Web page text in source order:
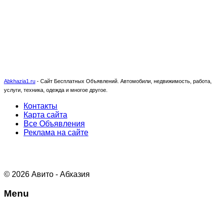
Abkhazia1.ru - Сайт Бесплатных Объявлений. Автомобили, недвижимость, работа,
услуги, техника, одежда и многое другое.
Контакты
Карта сайта
Все Объявления
Реклама на сайте
© 2026 Авито - Абхазия
Menu